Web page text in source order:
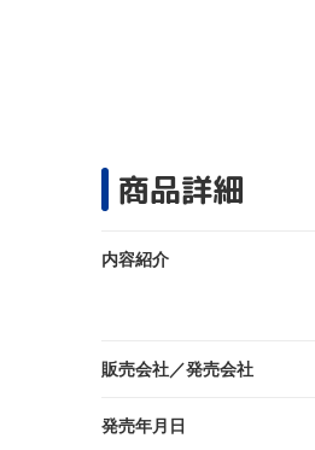
商品詳細
内容紹介
販売会社／発売会社
発売年月日